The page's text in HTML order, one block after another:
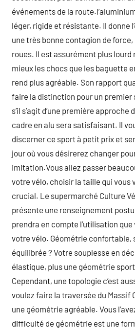
événements de la
léger, rigide et résistante. Il donne
une très bonne contagion de force,
roues. Il est assurément plus lourd
mieux les chocs que les baguette
rend plus agréable. Son rapport
faire la distinction pour un premier
s’il s’agit d’une première approche
cadre en alu sera satisfaisant. Il
discerner ce sport à petit prix et
jour où vous désirerez changer
imitation.Vous allez passer
votre vélo, choisir la taille qui vous
crucial. Le supermarché Culture
présente une renseignement
prendra en compte l’utilisation
votre vélo. Géométrie confortable,
équilibrée ? Votre souplesse en
élastique, plus une géométrie
Cependant, une topologie c’est
voulez faire la traversée du Massif
une géométrie agréable. Vous
difficulté de géométrie est une